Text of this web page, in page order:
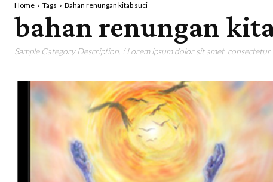
Home Tags Bahan renungan kitab suci
bahan renungan
Sample Category Description. ( Lorem ipsum dolor sit amet,